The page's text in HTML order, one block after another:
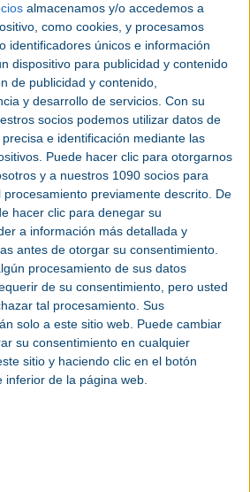
almacenamos y/o accedemos a
como cookies, y procesamos
identificadores únicos e información
dispositivo para publicidad y contenido
de publicidad y contenido,
y desarrollo de servicios. Con su
socios podemos utilizar datos de
e identificación mediante las
Puede hacer clic para otorgarnos
y a nuestros 1090 socios para
previamente descrito. De
hacer clic para denegar su
a información más detallada y
antes de otorgar su consentimiento.
procesamiento de sus datos
de su consentimiento, pero usted
tal procesamiento. Sus
solo a este sitio web. Puede cambiar
su consentimiento en cualquier
sitio y haciendo clic en el botón
inferior de la página web.
el programa
que constará de
de la próxima edición
de procesos,
y operaciones de planta,
y automatización.